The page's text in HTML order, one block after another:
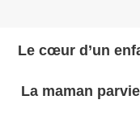
Le cœur d’un
La maman